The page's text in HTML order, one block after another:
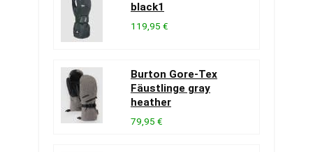
black1
119,95 €
Burton Gore-Tex
Fäustlinge gray
heather
79,95 €